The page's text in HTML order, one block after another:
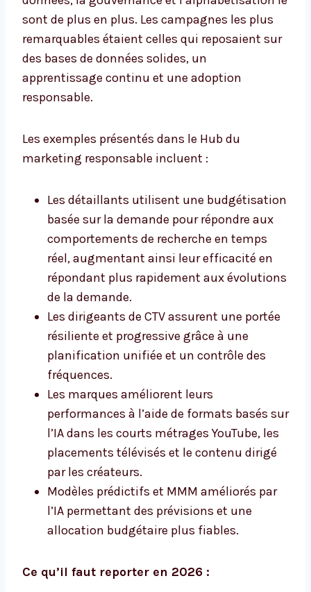
sont de plus en plus. Les campagnes les plus
remarquables étaient celles qui reposaient sur
des bases de données solides, un
apprentissage continu et une adoption
responsable.
Les exemples présentés dans le Hub du
marketing responsable incluent :
Les détaillants utilisent une budgétisation
basée sur la demande pour répondre aux
comportements de recherche en temps
réel, augmentant ainsi leur efficacité en
répondant plus rapidement aux évolutions
de la demande.
Les dirigeants de CTV assurent une portée
résiliente et progressive grâce à une
planification unifiée et un contrôle des
fréquences.
Les marques améliorent leurs
performances à l’aide de formats basés sur
l’IA dans les courts métrages YouTube, les
placements télévisés et le contenu dirigé
par les créateurs.
Modèles prédictifs et MMM améliorés par
l’IA permettant des prévisions et une
allocation budgétaire plus fiables.
Ce qu’il faut reporter en 2026 :